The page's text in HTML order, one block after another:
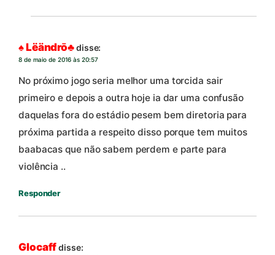
♠ Lëändrō♣disse:
8 de maio de 2016 às 20:57
No próximo jogo seria melhor uma torcida sair
primeiro e depois a outra hoje ia dar uma confusão
daquelas fora do estádio pesem bem diretoria para
próxima partida a respeito disso porque tem muitos
baabacas que não sabem perdem e parte para
violência ..
Responder
Glocaffdisse: